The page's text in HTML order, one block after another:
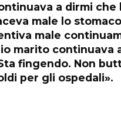
a dirmi che
male lo
male
marito continuava
fingendo. Non
per gli ospedali».